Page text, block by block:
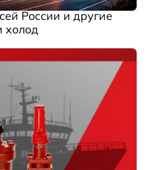
России и другие
холод